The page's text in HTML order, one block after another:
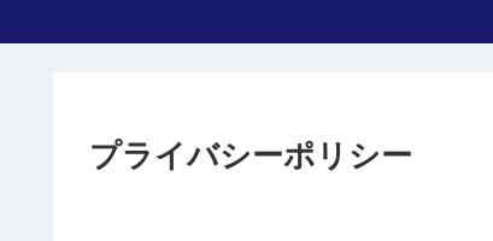
プライバシーポリシー